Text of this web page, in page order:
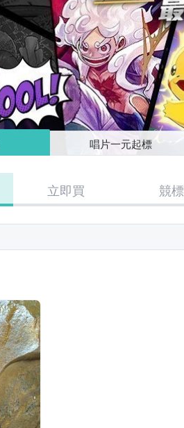
唱片一元起標
立即買 競標